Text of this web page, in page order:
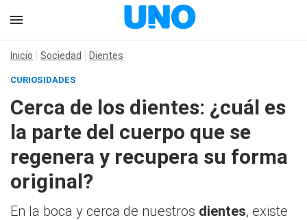
Inicio Sociedad Dientes
CURIOSIDADES
Cerca de los dientes: ¿cuál es
la parte del cuerpo que se
regenera y recupera su forma
original?
En la boca y cerca de nuestros dientes, existe